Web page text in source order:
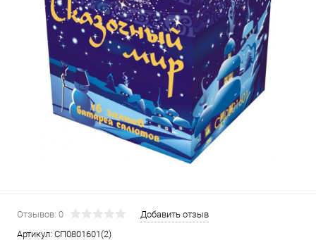
Отзывов: 0
Добавить отзыв
Артикул: СП0801601(2)